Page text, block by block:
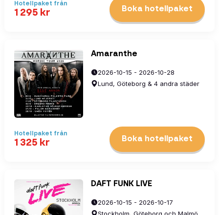
Hotellpaket från
1 295 kr Boka hotellpaket
Amaranthe
2026-10-15 - 2026-10-28
Lund, Göteborg & 4 andra städer
Hotellpaket från
1 325 kr Boka hotellpaket
DAFT FUNK LIVE
2026-10-15 - 2026-10-17